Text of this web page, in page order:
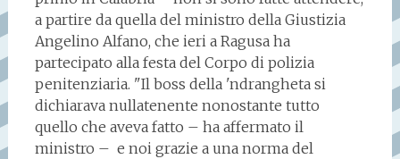
a partire da quella del ministro della Giustizia
Angelino Alfano, che ieri a Ragusa ha
partecipato alla festa del Corpo di polizia
penitenziaria. "Il boss della 'ndrangheta si
dichiarava nullatenente nonostante tutto
quello che aveva fatto – ha affermato il
ministro – e noi grazie a una norma del